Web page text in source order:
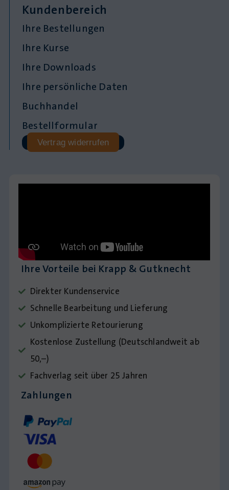
Kundenbereich
Ihre Bestellungen
Ihre Kurse
Ihre Downloads
Ihre persönliche Daten
Buchhandel
Bestellformular
Vertrag widerrufen
Ihre Vorteile bei Krapp & Gutknecht
Direkter Kundenservice
Schnelle Bearbeitung und Lieferung
Unkomplizierte Retourierung
Kostenlose Zustellung (Deutschlandweit ab
50,–)
Fachverlag seit über 25 Jahren
Zahlungen